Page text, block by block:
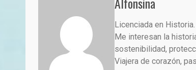
Licenciada en Historia.
Me interesan la
sostenibilidad,
Viajera de corazón,